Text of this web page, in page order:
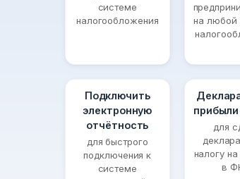
системе
налогообложения
на любой
Подключить
электронную
отчётность
для быстрого
подключения к
системе
для
налогу
в